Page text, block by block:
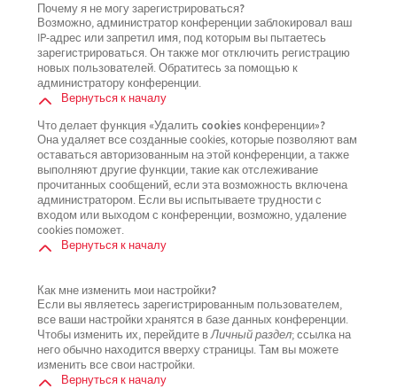
Почему я не могу зарегистрироваться?
Возможно, администратор конференции заблокировал ваш
IP-адрес или запретил имя, под которым вы пытаетесь
зарегистрироваться. Он также мог отключить регистрацию
новых пользователей. Обратитесь за помощью к
администратору конференции.
Вернуться к началу
Что делает функция «Удалить cookies конференции»?
Она удаляет все созданные cookies, которые позволяют вам
оставаться авторизованным на этой конференции, а также
выполняют другие функции, такие как отслеживание
прочитанных сообщений, если эта возможность включена
администратором. Если вы испытываете трудности с
входом или выходом с конференции, возможно, удаление
cookies поможет.
Вернуться к началу
Как мне изменить мои настройки?
Если вы являетесь зарегистрированным пользователем,
все ваши настройки хранятся в базе данных конференции.
Чтобы изменить их, перейдите вЛичный раздел; ссылка на
него обычно находится вверху страницы. Там вы можете
изменить все свои настройки.
Вернуться к началу